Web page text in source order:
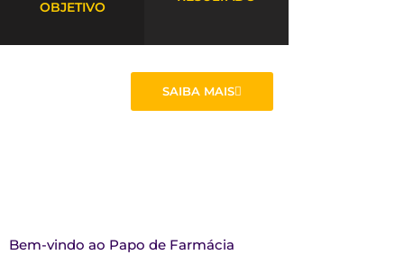
OBJETIVO
SAIBA MAIS
Bem-vindo ao Papo de Farmácia